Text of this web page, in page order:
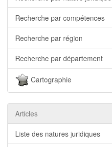
Recherche par compétences
Recherche par région
Recherche par département
Cartographie
Articles
Liste des natures juridiques